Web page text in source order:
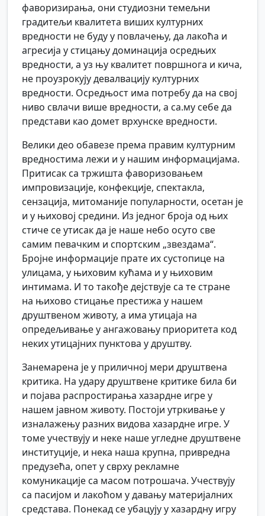
фаворизирања, они студиозни темељни
градитељи квалитета виших културних
вредности не буду у повлачењу, да лакоћа и
агресија у стицању доминација осредњих
вредности, а уз њу квалитет површнога и кича,
не проузрокују девалвацију културних
вредности. Осредњост има потребу да на свој
ниво свлачи више вредности, а са.му себе да
представи као домет врхунске вредности.
Велики део обавезе према правим културним
вредностима лежи и у нашим информацијама.
Притисак са тржишта фаворизовањем
импровизације, конфекције, спектакла,
сензација, митоманије популарности, осетан је
и у њиховој средини. Из једног броја од њих
стиче се утисак да је наше небо осуто све
самим певачким и спортским „звездама“.
Бројне информације прате их сустопице на
улицама, у њиховим кућама и у њиховим
интимама. И то такође дејствује са те стране
на њихово стицање престижа у нашем
друштвеном животу, а има утицаја на
опредељивање у ангажовању приоритета код
неких утицајних пунктова у друштву.
Занемарена је у приличној мери друштвена
критика. На удару друштвене критике била би
и појава распростирања хазардне игре у
нашем јавном животу. Постоји утркивање у
изналажењу разних видова хазардне игре. У
томе учествују и неке наше угледне друштвене
институције, и нека наша крупна, привредна
предузећа, опет у сврху рекламне
комуникације са масом потрошача. Учествују
са пасијом и лакоћом у давању материјалних
средстава. Понекад се убацују у хазардну игру